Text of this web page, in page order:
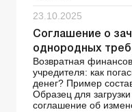
23.10.2025
Соглашение о
однородных
Возвратная
учредителя: как
денег? Пример
Образец для
соглашение об